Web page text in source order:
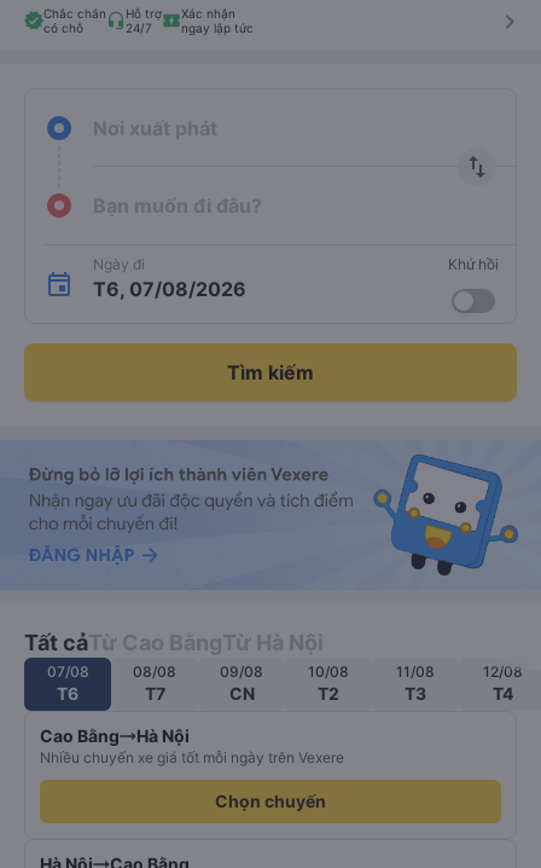
Chắc chắn
có chỗ
Hỗ trợ
24/7
Xác nhận
ngay lập tức
keyboard_arrow_right
Nơi xuất phát
import_export
Bạn muốn đi đâu?
Ngày đi
T6, 07/08/2026
Khứ hồi
Tìm kiếm
Tất cảTừ Cao BằngTừ Hà Nội
07/08
T6
08/08
T7
09/08
CN
10/08
T2
11/08
T3
12/08
T4
Cao Bằng Hà Nội
Nhiều chuyến xe giá tốt mỗi ngày trên Vexere
Chọn chuyến